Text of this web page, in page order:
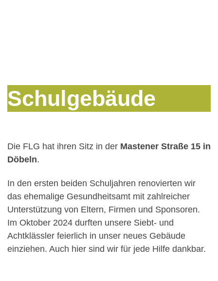
Schulgebäude
Die FLG hat ihren Sitz in der Mastener Straße 15 in
Döbeln.
In den ersten beiden Schuljahren renovierten wir
das ehemalige Gesundheitsamt mit zahlreicher
Unterstützung von Eltern, Firmen und Sponsoren.
Im Oktober 2024 durften unsere Siebt- und
Achtklässler feierlich in unser neues Gebäude
einziehen. Auch hier sind wir für jede Hilfe dankbar.